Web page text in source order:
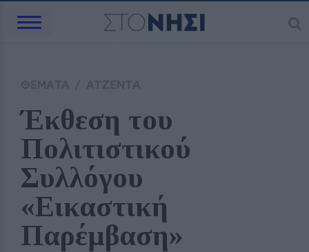
Έκθεση του
Πολιτιστικού
Συλλόγου
«Εικαστική
Παρέμβαση»